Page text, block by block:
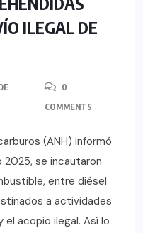
ILEGAL DE
0
COMMENTS
(ANH) informó
2025, se incautaron
entre diésel
a actividades
acopio ilegal. Así lo